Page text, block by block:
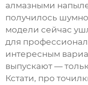
алмазными
получилось
модели сейчас
для
интересным
выпускают —
Кстати, про